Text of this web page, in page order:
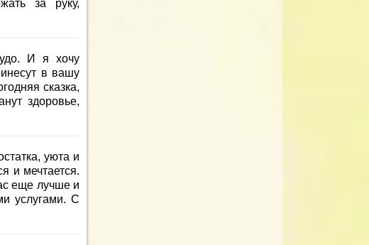
за руку,
И я хочу
в вашу
сказка,
здоровье,
уюта и
и мечтается.
еще лучше и
услугами. С